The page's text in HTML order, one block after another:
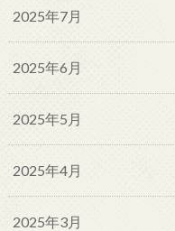
2025年7月
2025年6月
2025年5月
2025年4月
2025年3月